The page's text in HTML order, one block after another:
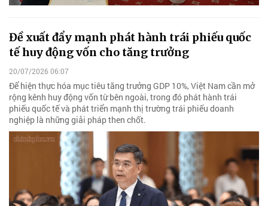
Đề xuất đẩy mạnh phát hành trái phiếu quốc
tế huy động vốn cho tăng trưởng
20/07/2026 06:07
Để hiện thực hóa mục tiêu tăng trưởng GDP 10%, Việt Nam cần mở
rộng kênh huy động vốn từ bên ngoài, trong đó phát hành trái
phiếu quốc tế và phát triển mạnh thị trường trái phiếu doanh
nghiệp là những giải pháp then chốt.